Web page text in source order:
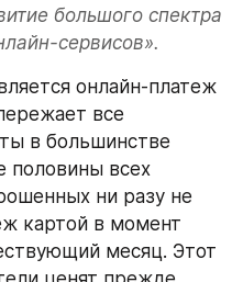
большого спектра
сервисов».
онлайн-платеж
все
в большинстве
половины всех
ни разу не
картой в момент
месяц. Этот